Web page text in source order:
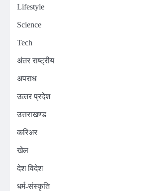
Lifestyle
Science
Tech
अंतर राष्ट्रीय
अपराध
उत्‍तर प्रदेश
उत्तराखण्ड
करिअर
खेल
देश विदेश
धर्म-संस्कृति